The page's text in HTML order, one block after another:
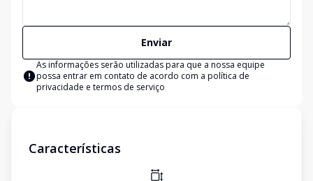
Enviar
As informações serão utilizadas para que a nossa equipe
possa entrar em contato de acordo com a política de
privacidade e termos de serviço
Características